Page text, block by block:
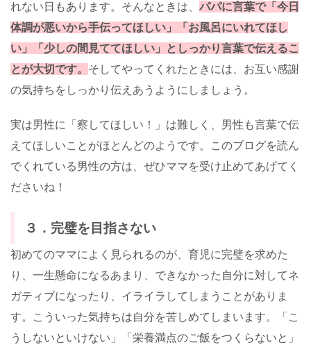
れない日もあります。そんなときは、 パパに言葉で「今日
体調が悪いから手伝ってほしい」「お風呂にいれてほし
い」「少しの間見ててほしい」としっかり言葉で伝えるこ
とが大切です。 そしてやってくれたときには、お互い感謝
の気持ちをしっかり伝えあうようにしましょう。
実は男性に「察してほしい！」は難しく、男性も言葉で伝
えてほしいことがほとんどのようです。このブログを読ん
でくれている男性の方は、ぜひママを受け止めてあげてく
ださいね！
３．完璧を目指さない
初めてのママによく見られるのが、育児に完璧を求めた
り、一生懸命になるあまり、できなかった自分に対してネ
ガティブになったり、イライラしてしまうことがありま
す。こういった気持ちは自分を苦しめてしまいます。「こ
うしないといけない」「栄養満点のご飯をつくらないと」